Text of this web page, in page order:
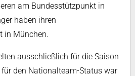
am Bundesstützpunkt in
haben ihren
in München.
ausschließlich für die Saison
den Nationalteam-Status war